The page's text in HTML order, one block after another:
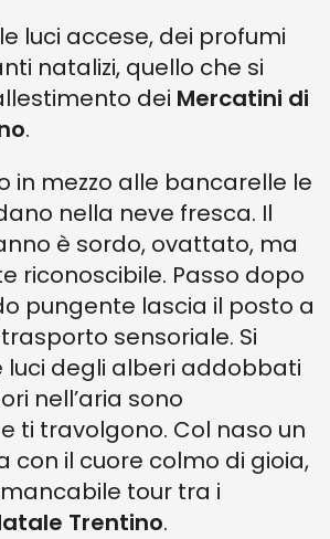
luci accese, dei profumi
natalizi, quello che si
dei Mercatini di
.
in mezzo alle bancarelle le
nella neve fresca. Il
è sordo, ovattato, ma
riconoscibile. Passo dopo
pungente lascia il posto a
sensoriale. Si
luci degli alberi addobbati
nell’aria sono
ti travolgono. Col naso un
con il cuore colmo di gioia,
tour tra i
Trentino.